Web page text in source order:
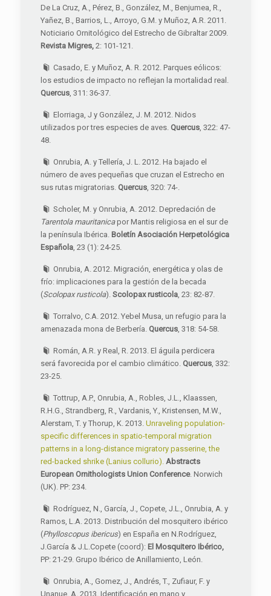
De La Cruz, A., Pérez, B., González, M., Benjumea, R.,
Yañez, B., Barrios, L., Arroyo, G.M. y Muñoz, A.R. 2011.
Noticiario Ornitológico del Estrecho de Gibraltar 2009.
Revista Migres, 2: 101-121.
Casado, E. y Muñoz, A. R. 2012. Parques eólicos:
los estudios de impacto no reflejan la mortalidad real.
Quercus, 311: 36-37.
Elorriaga, J y González, J. M. 2012. Nidos
utilizados por tres especies de aves. Quercus, 322: 47-
48.
Onrubia, A. y Tellería, J. L. 2012. Ha bajado el
número de aves pequeñas que cruzan el Estrecho en
sus rutas migratorias. Quercus, 320: 74-.
Scholer, M. y Onrubia, A. 2012. Depredación de
Tarentola mauritanicapor Mantis religiosa en el sur de
la península Ibérica. Boletín Asociación Herpetológica
Española, 23 (1): 24-25.
Onrubia, A. 2012. Migración, energética y olas de
frío: implicaciones para la gestión de la becada
(Scolopax rusticola). Scolopax rusticola, 23: 82-87.
Torralvo, C.A. 2012. Yebel Musa, un refugio para la
amenazada mona de Berbería. Quercus, 318: 54-58.
Román, A.R. y Real, R. 2013. El águila perdicera
será favorecida por el cambio climático. Quercus, 332:
23-25.
Tottrup, A.P., Onrubia, A., Robles, J.L., Klaassen,
R.H.G., Strandberg, R., Vardanis, Y., Kristensen, M.W.,
Alerstam, T. y Thorup, K. 2013. Unraveling population-
specific differences in spatio-temporal migration
patterns in a long-distance migratory passerine, the
red-backed shrike (Lanius collurio). Abstracts
European Ornithologists Union Conference. Norwich
(UK). PP: 234.
Rodríguez, N., García, J., Copete, J.L., Onrubia, A. y
Ramos, L.A. 2013. Distribución del mosquitero ibérico
(Phylloscopus ibericus) en España en N.Rodríguez,
J.García & J.L.Copete (coord): El Mosquitero Ibérico,
PP: 21-29. Grupo Ibérico de Anillamiento, León.
Onrubia, A., Gomez, J., Andrés, T., Zufiaur, F. y
Unanue, A. 2013. Identificación en mano y